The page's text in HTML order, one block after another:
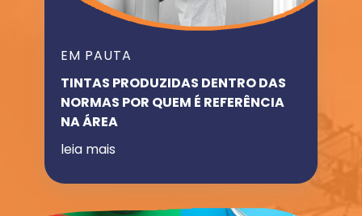
EM PAUTA
TINTAS PRODUZIDAS DENTRO DAS
NORMAS POR QUEM É REFERÊNCIA
NA ÁREA
leia mais